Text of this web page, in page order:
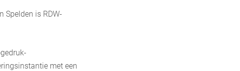
Spelden is RDW-
met een